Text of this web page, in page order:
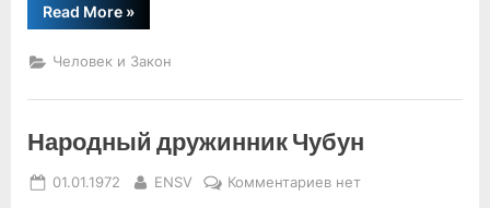
Read More“«Электронный
судья»
реальность
или
»
Человек и Закон
Народный дружинник Чубун
Posted
01.01.1972 By
ENSV Комментариевкнет